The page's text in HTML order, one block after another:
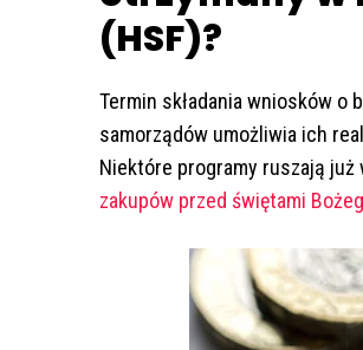
(HSF)?
Termin składania wniosków o
samorządów umożliwia ich
Niektóre programy ruszają
zakupów przed świętami